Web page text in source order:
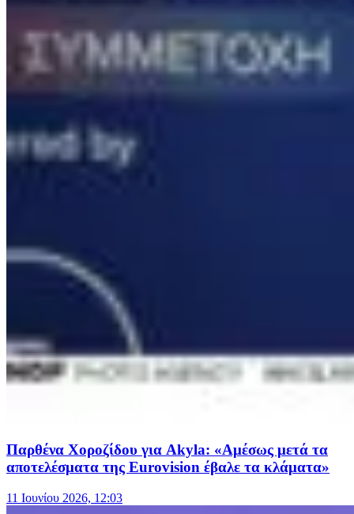
Παρθένα Χοροζίδου για Akyla: «Αμέσως μετά τα
αποτελέσματα της Eurovision έβαλε τα κλάματα»
11 Ιουνίου 2026, 12:03